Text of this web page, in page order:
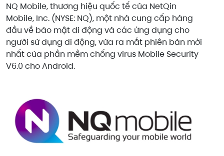
NQ Mobile, thương hiệu quốc tế của NetQin
Mobile, Inc. (NYSE: NQ), một nhà cung cấp hàng
đầu về bảo mật di động và các ứng dụng cho
người sử dụng di động, vừa ra mắt phiên bản mới
nhất của phần mềm chống virus Mobile Security
V6.0 cho Android.